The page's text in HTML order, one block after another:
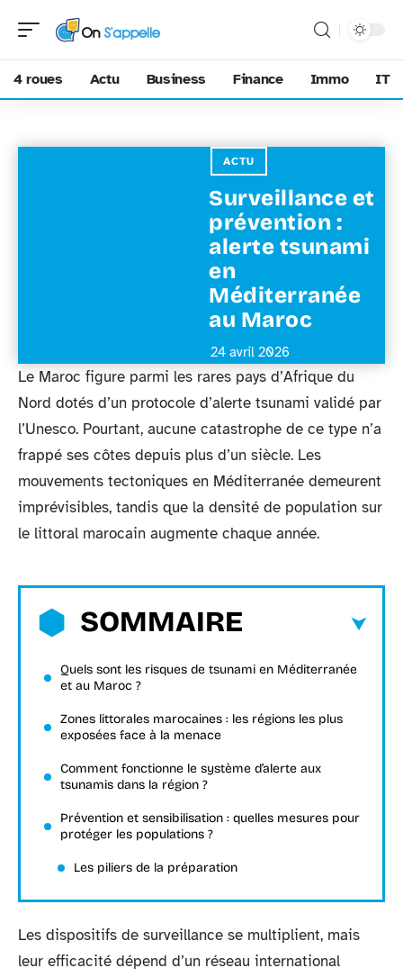
4 roues Actu Business Finance Immo IT
ACTU
Surveillance et
prévention :
alerte tsunami
en
Méditerranée
au Maroc
24 avril 2026
Le Maroc figure parmi les rares pays d’Afrique du
Nord dotés d’un protocole d’alerte tsunami validé par
l’Unesco. Pourtant, aucune catastrophe de ce type n’a
frappé ses côtes depuis plus d’un siècle. Les
mouvements tectoniques en Méditerranée demeurent
imprévisibles, tandis que la densité de population sur
le littoral marocain augmente chaque année.
SOMMAIRE
Quels sont les risques de tsunami en Méditerranée
et au Maroc ?
Zones littorales marocaines : les régions les plus
exposées face à la menace
Comment fonctionne le système d’alerte aux
tsunamis dans la région ?
Prévention et sensibilisation : quelles mesures pour
protéger les populations ?
Les piliers de la préparation
Les dispositifs de surveillance se multiplient, mais
leur efficacité dépend d’un réseau international